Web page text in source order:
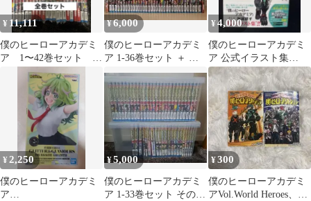
¥ 11,111
僕のヒーローアカデミ
ア 1〜42巻セット 新
品未読品
¥6,000
僕のヒーローアカデミ
ア 1-36巻セット ＋ 雄
英白書II
¥4,000
僕のヒーローアカデミ
ア 公式イラスト集
Ultra Artworks 初版
¥ 2,250
僕のヒーローアカデミ
ア
¥5,000
僕のヒーローアカデミ
ア 1-33巻セット その他
¥300
僕のヒーローアカデミ
アVol.World Heroes、